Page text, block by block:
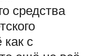
средства
с